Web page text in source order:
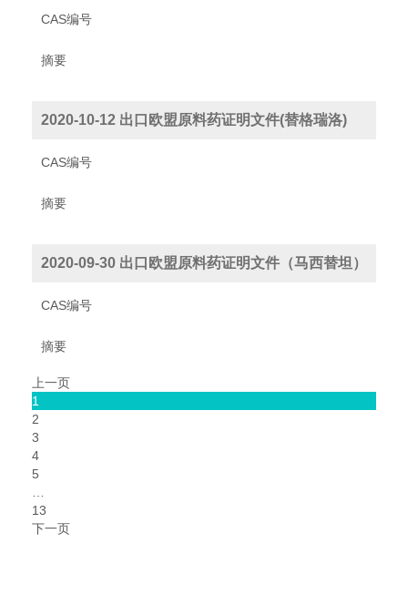
CAS编号
摘要
2020-10-12 出口欧盟原料药证明文件(替格瑞洛)
CAS编号
摘要
2020-09-30 出口欧盟原料药证明文件（马西替坦）
CAS编号
摘要
上一页
1
2
3
4
5
13
下一页